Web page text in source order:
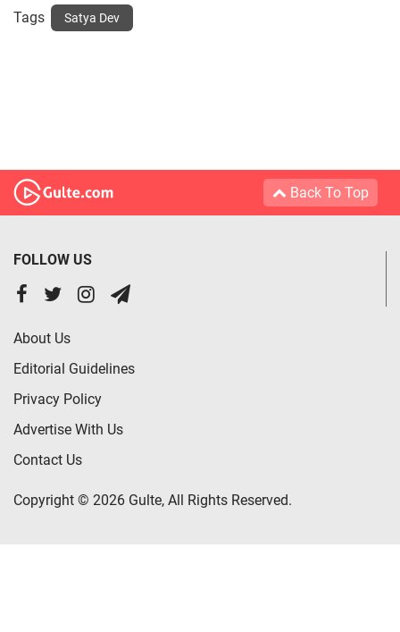
Tags Satya Dev
Back To Top
FOLLOW US
About Us
Editorial Guidelines
Privacy Policy
Advertise With Us
Contact Us
Copyright © 2026 Gulte, All Rights Reserved.